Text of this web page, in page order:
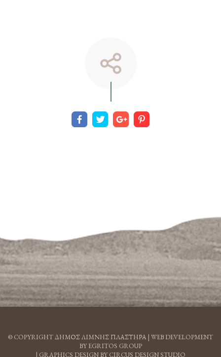
© COPYRIGHT ΔΗΜΟΣ ΛΙΜΝΗΣ ΠΛΑΣΤΗΡΑ | WEB DEVELOPMENT
BY EGRITOS GROUP
| GRAPHICS DESIGN BY CIRCUS DESIGN STUDIO